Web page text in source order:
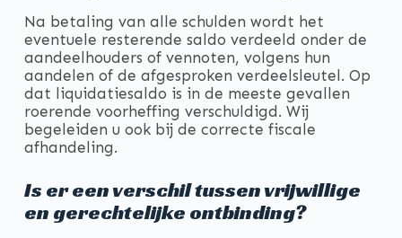
Na betaling van alle schulden wordt het
eventuele resterende saldo verdeeld onder de
aandeelhouders of vennoten, volgens hun
aandelen of de afgesproken verdeelsleutel. Op
dat liquidatiesaldo is in de meeste gevallen
roerende voorheffing verschuldigd. Wij
begeleiden u ook bij de correcte fiscale
afhandeling.
Is er een verschil tussen vrijwillige
en gerechtelijke ontbinding?